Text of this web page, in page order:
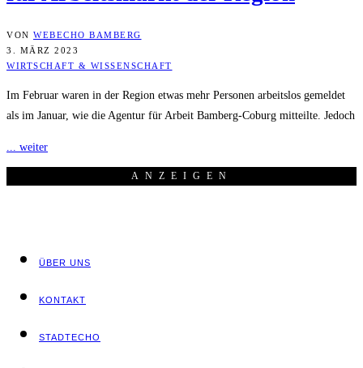
VON WEBECHO BAMBERG
3. MÄRZ 2023
WIRTSCHAFT & WISSENSCHAFT
Im Februar waren in der Region etwas mehr Personen arbeitslos gemeldet
als im Januar, wie die Agentur für Arbeit Bamberg-Coburg mitteilte. Jedoch
... weiter
ANZEI­GEN
ÜBER UNS
KON­TAKT
STADT­ECHO